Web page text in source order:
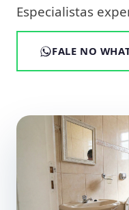
Especialistas
FALE NO